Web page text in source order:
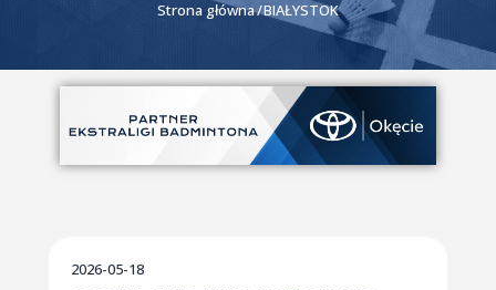
Strona główna BIAŁYSTOK
Terminarz
I liga
II liga
2026-05-18